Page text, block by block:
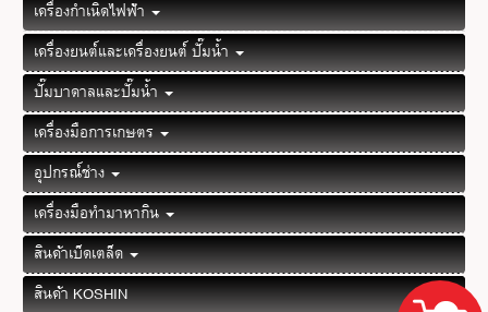
เครื่องกำเนิดไฟฟ้า
เครื่องยนต์และเครื่องยนต์ ปั๊มน้ำ
ปั๊มบาดาลและปั๊มน้ำ
เครื่องมือการเกษตร
อุปกรณ์ช่าง
เครื่องมือทำมาหากิน
สินค้าเบ็ดเตล็ด
สินค้า KOSHIN